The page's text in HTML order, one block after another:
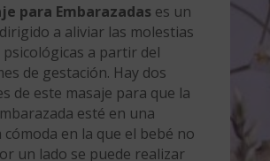
para Embarazadas es un
a aliviar las molestias
psicológicas a partir del
de gestación. Hay dos
de este masaje para que la
esté en una
en la que el bebé no
un lado se puede realizar